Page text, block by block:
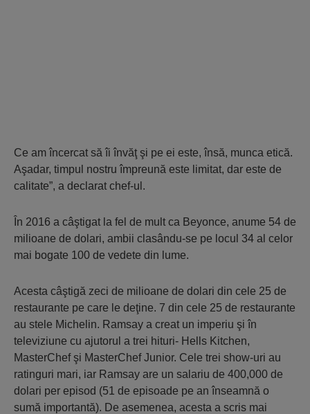
Ce am încercat să îi învăţ şi pe ei este, însă, munca etică.
Aşadar, timpul nostru împreună este limitat, dar este de
calitate”, a declarat chef-ul.
În 2016 a câştigat la fel de mult ca Beyonce, anume 54 de
milioane de dolari, ambii clasându-se pe locul 34 al celor
mai bogate 100 de vedete din lume.
Acesta câştigă zeci de milioane de dolari din cele 25 de
restaurante pe care le deţine. 7 din cele 25 de restaurante
au stele Michelin. Ramsay a creat un imperiu şi în
televiziune cu ajutorul a trei hituri- Hells Kitchen,
MasterChef şi MasterChef Junior. Cele trei show-uri au
ratinguri mari, iar Ramsay are un salariu de 400,000 de
dolari per episod (51 de episoade pe an înseamnă o
sumă importantă). De asemenea, acesta a scris mai